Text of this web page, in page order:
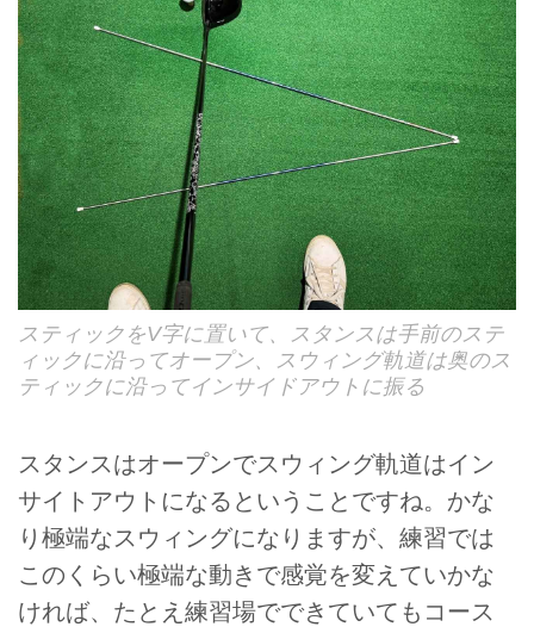
スティックをV字に置いて、スタンスは手前のステ
ィックに沿ってオープン、スウィング軌道は奥のス
ティックに沿ってインサイドアウトに振る
スタンスはオープンでスウィング軌道はイン
サイトアウトになるということですね。かな
り極端なスウィングになりますが、練習では
このくらい極端な動きで感覚を変えていかな
ければ、たとえ練習場でできていてもコース